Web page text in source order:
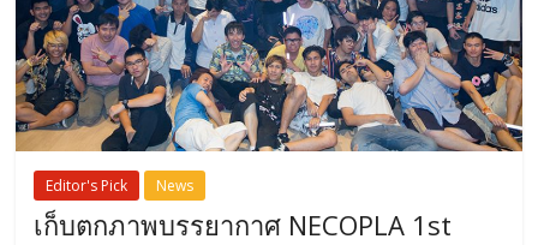
Editor's Pick News
เก็บตกภาพบรรยากาศ NECOPLA 1st